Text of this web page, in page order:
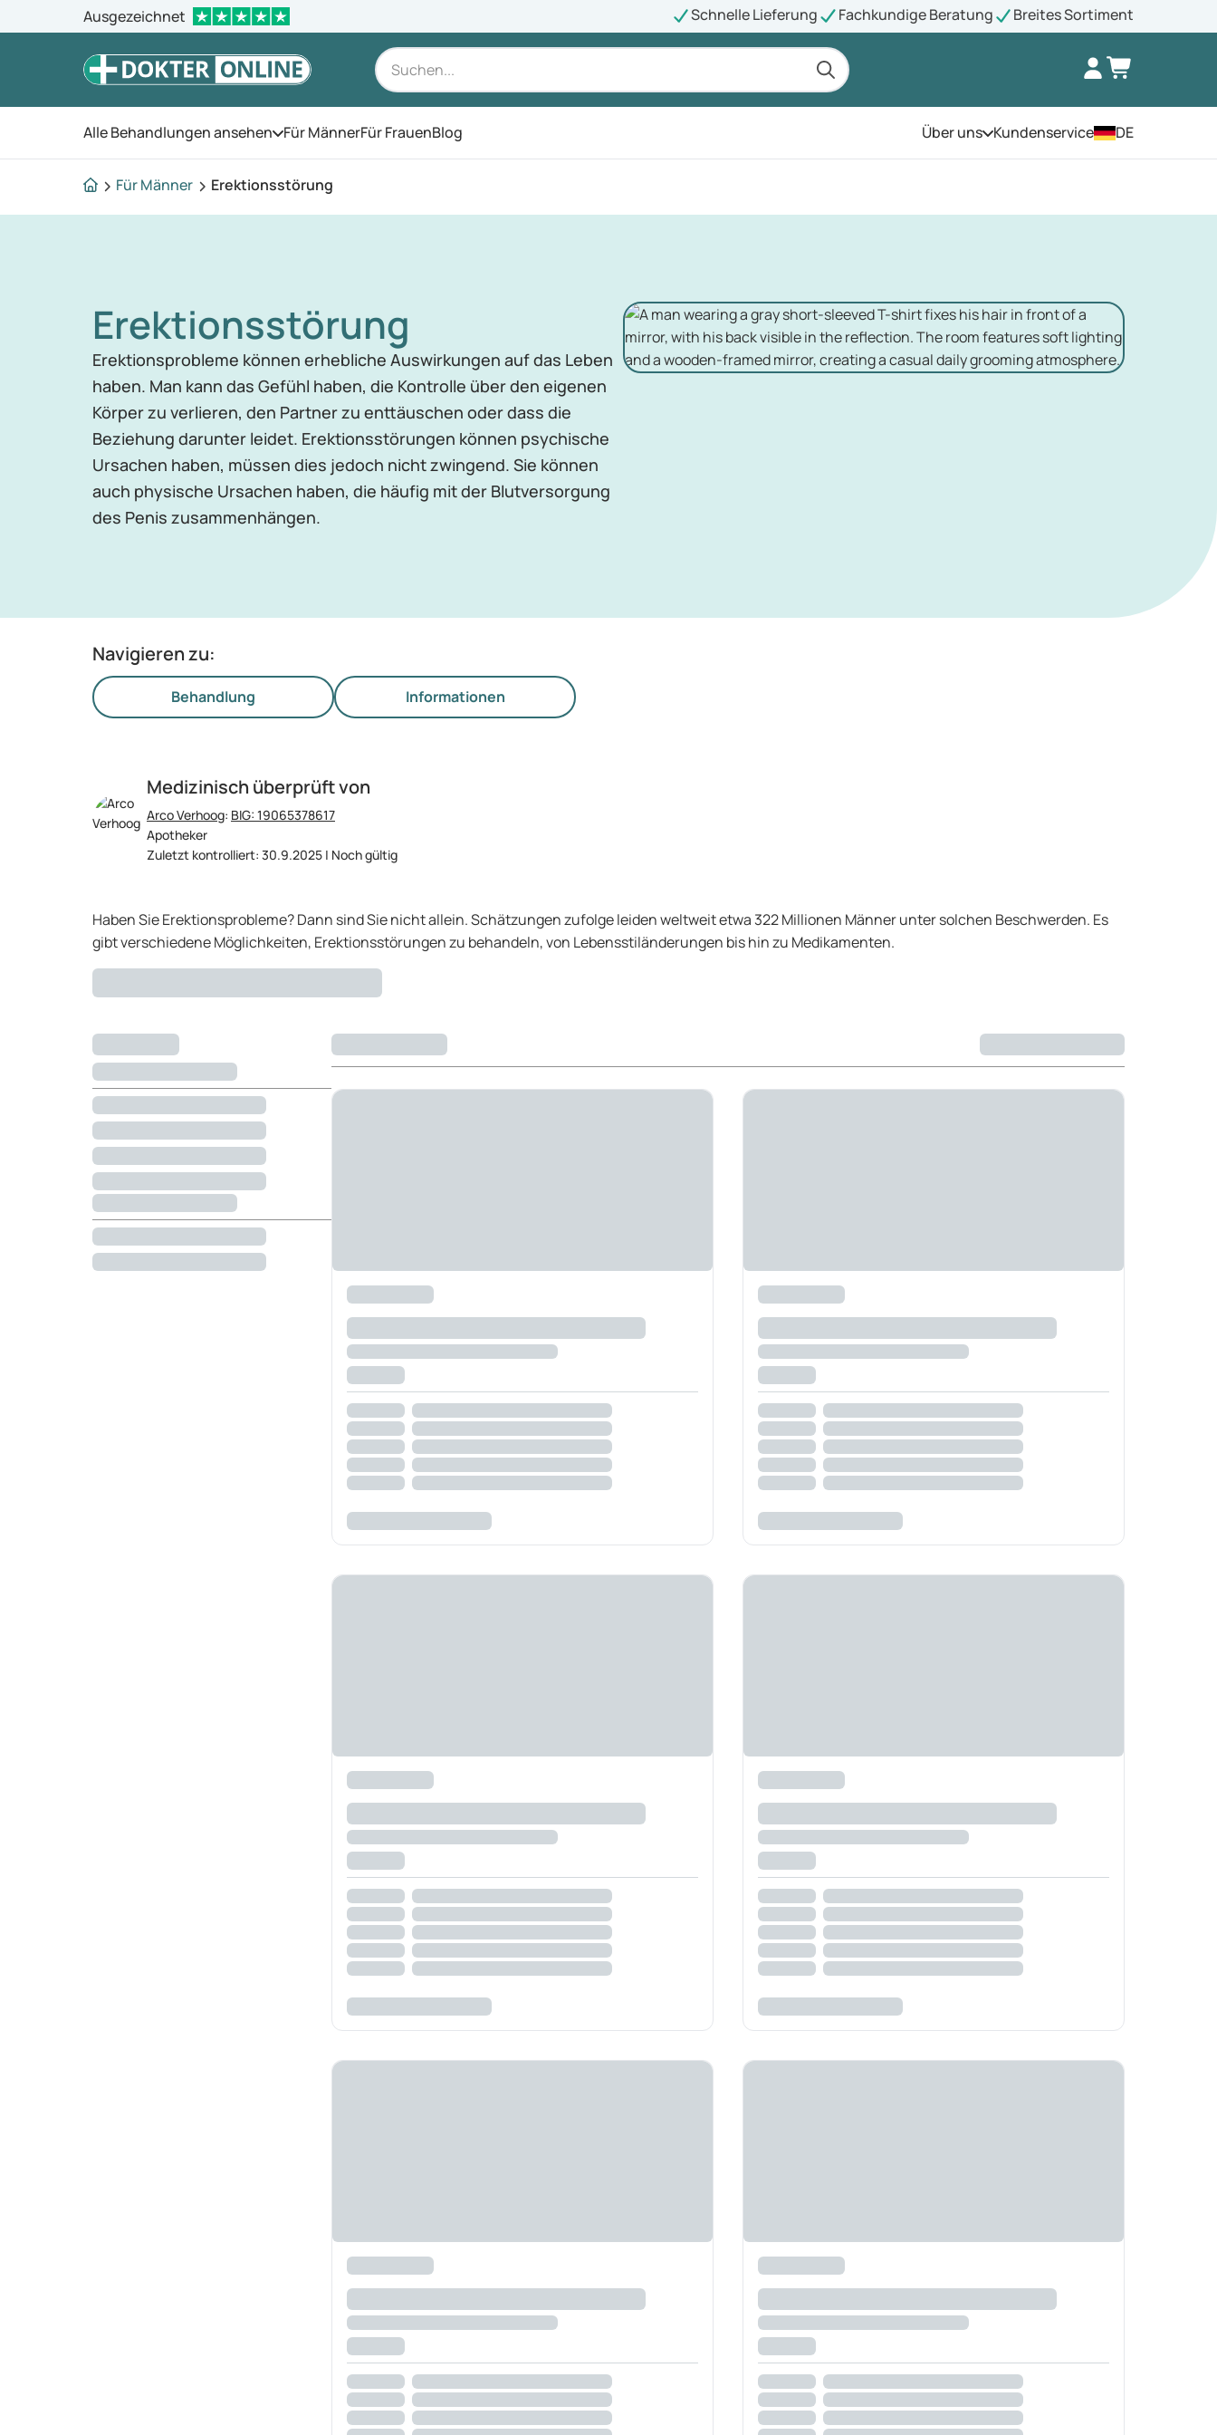
Ausgezeichnet Schnelle Lieferung Fachkundige Beratung Breites Sortiment
Alle Behandlungen ansehen Öffnen Sie das Menü
Für MännerFür FrauenBlog Über unsÖffnen Sie das Menü
Kundenservice DE
Für Männer Erektionsstörung
Erektionsstörung
Erektionsprobleme können erhebliche Auswirkungen auf das Leben
haben. Man kann das Gefühl haben, die Kontrolle über den eigenen
Körper zu verlieren, den Partner zu enttäuschen oder dass die
Beziehung darunter leidet. Erektionsstörungen können psychische
Ursachen haben, müssen dies jedoch nicht zwingend. Sie können
auch physische Ursachen haben, die häufig mit der Blutversorgung
des Penis zusammenhängen.
Navigieren zu:
Behandlung Informationen
Medizinisch überprüft von
Arco Verhoog: BIG: 19065378617
Apotheker
Zuletzt kontrolliert: 30.9.2025 | Noch gültig
Haben Sie Erektionsprobleme? Dann sind Sie nicht allein. Schätzungen zufolge leiden weltweit etwa 322 Millionen Männer unter solchen Beschwerden. Es
gibt verschiedene Möglichkeiten, Erektionsstörungen zu behandeln, von Lebensstiländerungen bis hin zu Medikamenten.